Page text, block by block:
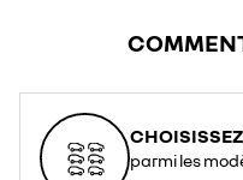
parmi les